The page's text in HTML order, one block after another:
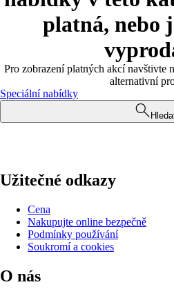
platná, nebo
Pro zobrazení platných akcí navštivte
alternativní
Speciální nabídky
Užitečné odkazy
Cena
Nakupujte online bezpečně
Podmínky používání
Soukromí a cookies
O nás